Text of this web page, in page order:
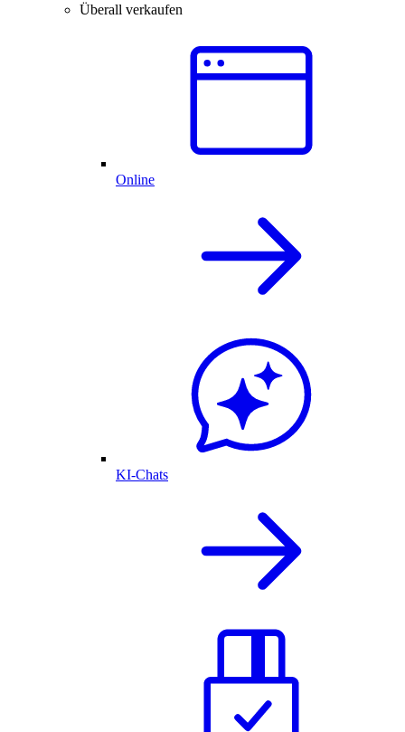
Überall verkaufen
Online
KI-Chats